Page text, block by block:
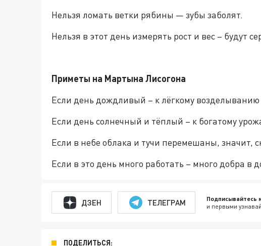
Нельзя ломать ветки рябины — зубы заболят.
Нельзя в этот день измерять рост и вес – будут
Приметы на Мартына Лисогона
Если день дождливый – к лёгкому возделыванию
Если день солнечный и тёплый – к богатому
Если в небе облака и тучи перемешаны, значит,
Если в это день много работать – много добра в
ДЗЕН ТЕЛЕГРАМ Подписывайтесь
и первыми
ПОДЕЛИТЬСЯ: